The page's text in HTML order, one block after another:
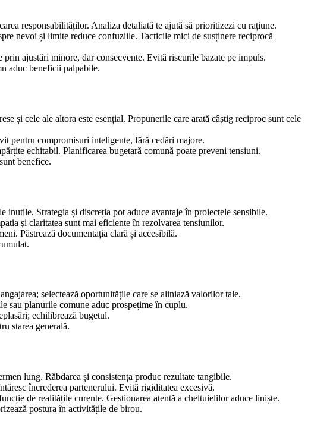
responsabilităților. Analiza detaliată te ajută să prioritizezi cu rațiune.
nevoi și limite reduce confuziile. Tacticile mici de susținere reciprocă
ajustări minore, dar consecvente. Evită riscurile bazate pe impuls.
aduc beneficii palpabile.
și cele ale altora este esențial. Propunerile care arată câștig reciproc sunt cele
pentru compromisuri inteligente, fără cedări majore.
echitabil. Planificarea bugetară comună poate preveni tensiuni.
benefice.
Strategia și discreția pot aduce avantaje în proiectele sensibile.
și claritatea sunt mai eficiente în rezolvarea tensiunilor.
Păstrează documentația clară și accesibilă.
selectează oportunitățile care se aliniază valorilor tale.
sau planurile comune aduc prospețime în cuplu.
echilibrează bugetul.
starea generală.
lung. Răbdarea și consistența produc rezultate tangibile.
încrederea partenerului. Evită rigiditatea excesivă.
de realitățile curente. Gestionarea atentă a cheltuielilor aduce liniște.
postura în activitățile de birou.